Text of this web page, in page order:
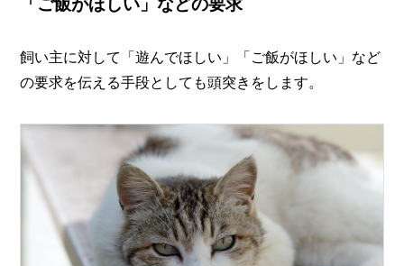
飼い主に対して「遊んでほしい」「ご飯がほしい」など
の要求を伝える手段としても頭突きをします。